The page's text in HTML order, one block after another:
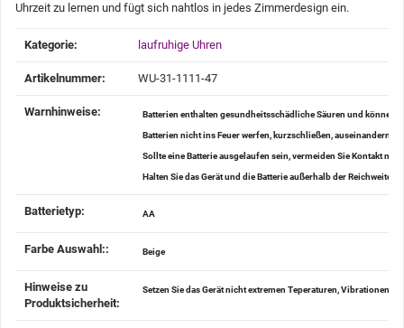
Uhrzeit zu lernen und fügt sich nahtlos in jedes Zimmerdesign ein.
Produkteigenschaft
Wert
Kategorie: laufruhige Uhren
Artikelnummer: WU-31-1111-47
Warnhinweise‍: Batterien enthalten gesundheitsschädliche Säuren und können
Batterien nicht ins Feuer werfen, kurzschließen,
Sollte eine Batterie ausgelaufen sein, vermeiden Sie Kontakt
Halten Sie das Gerät und die Batterie außerhalb der Reichweite
Batterietyp‍: AA
Farbe Auswahl:‍: Beige
Hinweise zu
Produktsicherheit‍:
Setzen Sie das Gerät nicht extremen Teperaturen, Vibrationen